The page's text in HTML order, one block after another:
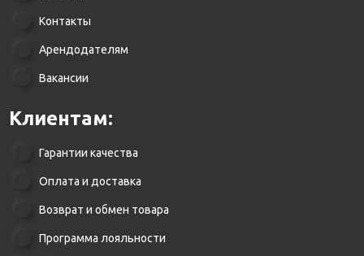
Контакты
Арендодателям
Вакансии
Клиентам:
Гарантии качества
Оплата и доставка
Возврат и обмен товара
Программа лояльности